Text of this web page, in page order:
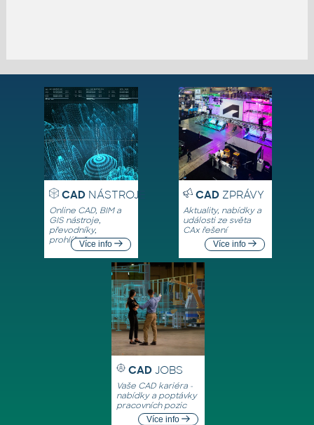
CADNÁSTROJE
Online CAD, BIM a
GIS nástroje,
převodníky,
prohlížečeVíce info
CADZPRÁVY
Aktuality, nabídky a
události ze světa
CAx řešení
Více info
CAD JOBS
Vaše CAD kariéra -
nabídky a poptávky
pracovních pozic
Více info